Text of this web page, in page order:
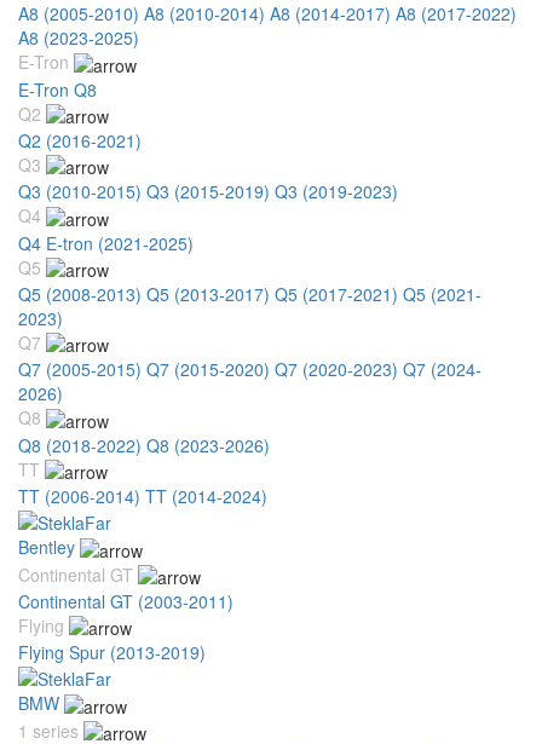
A8 (2005-2010) A8 (2010-2014) A8 (2014-2017) A8 (2017-2022)
A8 (2023-2025)
E-Tron
E-Tron Q8
Q2
Q2 (2016-2021)
Q3
Q3 (2010-2015) Q3 (2015-2019) Q3 (2019-2023)
Q4
Q4 E-tron (2021-2025)
Q5
Q5 (2008-2013) Q5 (2013-2017) Q5 (2017-2021) Q5 (2021-
2023)
Q7
Q7 (2005-2015) Q7 (2015-2020) Q7 (2020-2023) Q7 (2024-
2026)
Q8
Q8 (2018-2022) Q8 (2023-2026)
TT
TT (2006-2014) TT (2014-2024)
Bentley
Continental GT
Continental GT (2003-2011)
Flying
Flying Spur (2013-2019)
BMW
1 series